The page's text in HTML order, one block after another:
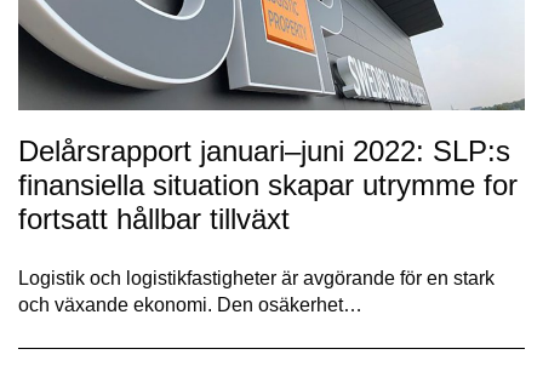
Delårsrapport januari–juni 2022: SLP:s
finansiella situation skapar utrymme for
fortsatt hållbar tillväxt
Logistik och logistikfastigheter är avgörande för en stark
och växande ekonomi. Den osäkerhet…